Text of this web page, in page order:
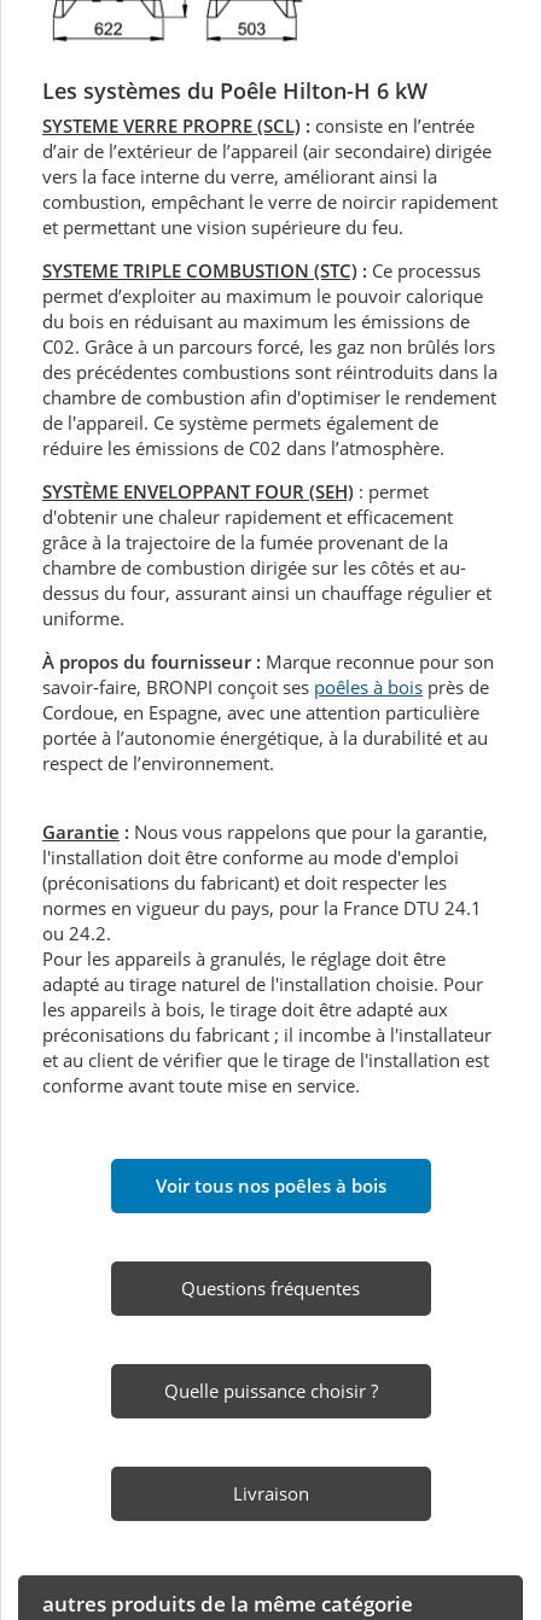
Les systèmes du Poêle Hilton-H 6 kW
SYSTEME VERRE PROPRE (SCL) : consiste en l’entrée
d’air de l’extérieur de l’appareil (air secondaire) dirigée
vers la face interne du verre, améliorant ainsi la
combustion, empêchant le verre de noircir rapidement
et permettant une vision supérieure du feu.
SYSTEME TRIPLE COMBUSTION (STC) : Ce processus
permet d’exploiter au maximum le pouvoir calorique
du bois en réduisant au maximum les émissions de
C02. Grâce à un parcours forcé, les gaz non brûlés lors
des précédentes combustions sont réintroduits dans la
chambre de combustion afin d'optimiser le rendement
de l'appareil. Ce système permets également de
réduire les émissions de C02 dans l’atmosphère.
SYSTÈME ENVELOPPANT FOUR (SEH) : permet
d'obtenir une chaleur rapidement et efficacement
grâce à la trajectoire de la fumée provenant de la
chambre de combustion dirigée sur les côtés et au-
dessus du four, assurant ainsi un chauffage régulier et
uniforme.
À propos du fournisseur : Marque reconnue pour son
savoir-faire, BRONPI conçoit ses poêles à bois près de
Cordoue, en Espagne, avec une attention particulière
portée à l’autonomie énergétique, à la durabilité et au
respect de l’environnement.
Garantie : Nous vous rappelons que pour la garantie,
l'installation doit être conforme au mode d'emploi
(préconisations du fabricant) et doit respecter les
normes en vigueur du pays, pour la France DTU 24.1
ou 24.2.
Pour les appareils à granulés, le réglage doit être
adapté au tirage naturel de l'installation choisie. Pour
les appareils à bois, le tirage doit être adapté aux
préconisations du fabricant ; il incombe à l'installateur
et au client de vérifier que le tirage de l'installation est
conforme avant toute mise en service.
Voir tous nos poêles à bois
Questions fréquentes
Quelle puissance choisir ?
Livraison
autres produits de la même catégorie